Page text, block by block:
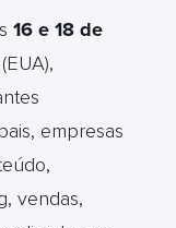
16 e 18 de
empresas
vendas,